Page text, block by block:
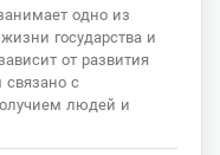
одно из
государства и
от развития
с
людей и